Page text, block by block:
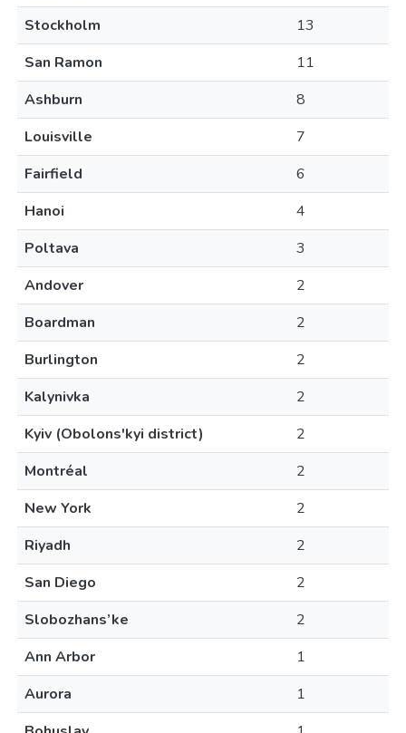
Stockholm
13
San Ramon
11
Ashburn
8
Louisville
7
Fairfield
6
Hanoi
4
Poltava
3
Andover
2
Boardman
2
Burlington
2
Kalynivka
2
Kyiv (Obolons'kyi district)
2
Montréal
2
New York
2
Riyadh
2
San Diego
2
Slobozhans’ke
2
Ann Arbor
1
Aurora
1